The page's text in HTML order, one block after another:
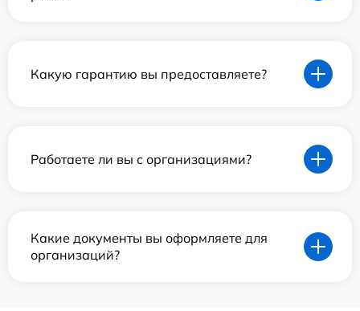
Какую гарантию вы предоставляете?
Работаете ли вы с организациями?
Какие документы вы оформляете для
организаций?